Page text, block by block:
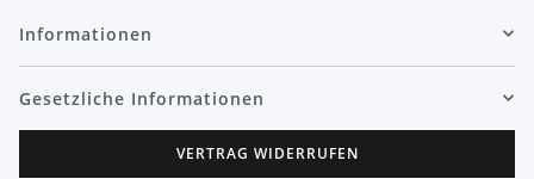
Informationen
Gesetzliche Informationen
VERTRAG WIDERRUFEN